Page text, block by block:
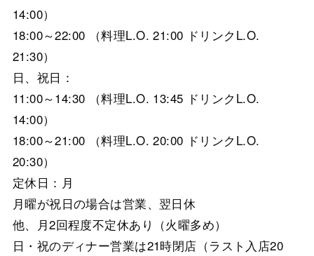
14:00）
18:00～22:00 （料理L.O. 21:00 ドリンクL.O.
21:30）
日、祝日：
11:00～14:30 （料理L.O. 13:45 ドリンクL.O.
14:00）
18:00～21:00 （料理L.O. 20:00 ドリンクL.O.
20:30）
定休日：月
月曜が祝日の場合は営業、翌日休
他、月2回程度不定休あり（火曜多め）
日・祝のディナー営業は21時閉店（ラスト入店20